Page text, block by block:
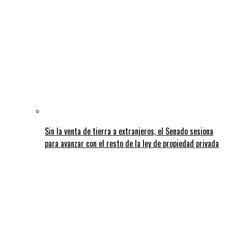
Sin la venta de tierra a extranjeros, el Senado sesiona
para avanzar con el resto de la ley de propiedad privada